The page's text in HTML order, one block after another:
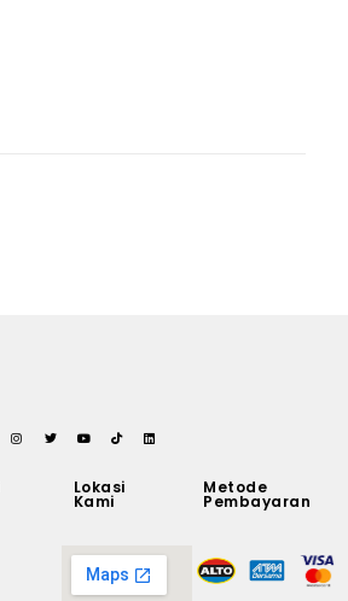
Lokasi
Kami
Metode
Pembayaran